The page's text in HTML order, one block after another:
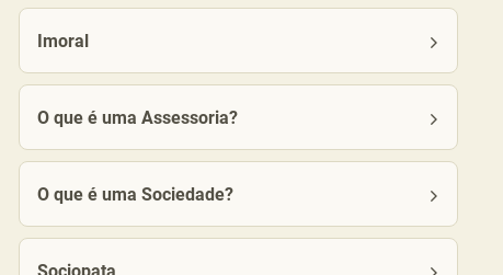
Imoral
O que é uma Assessoria?
O que é uma Sociedade?
Sociopata